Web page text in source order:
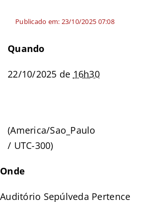
Publicado em: 23/10/2025 07:08
Quando
22/10/2025 de 16h30
(America/Sao_Paulo
/ UTC-300)
Onde
Auditório Sepúlveda Pertence